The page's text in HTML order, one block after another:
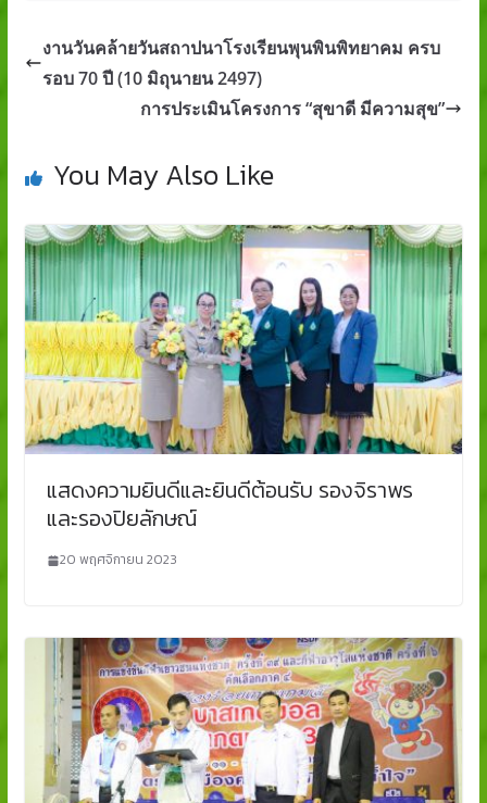
งานวันคล้ายวันสถาปนาโรงเรียนพุนพินพิทยาคม ครบ
รอบ 70 ปี (10 มิถุนายน 2497)
การประเมินโครงการ “สุขาดี มีความสุข”
You May Also Like
แสดงความยินดีและยินดีต้อนรับ รองจิราพร
และรองปิยลักษณ์
20 พฤศจิกายน 2023